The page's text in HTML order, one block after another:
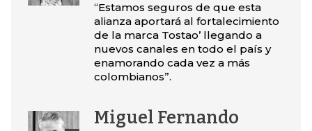
“Estamos seguros de que esta
alianza aportará al fortalecimiento
de la marca Tostao’ llegando a
nuevos canales en todo el país y
enamorando cada vez a más
colombianos”.
Miguel Fernando